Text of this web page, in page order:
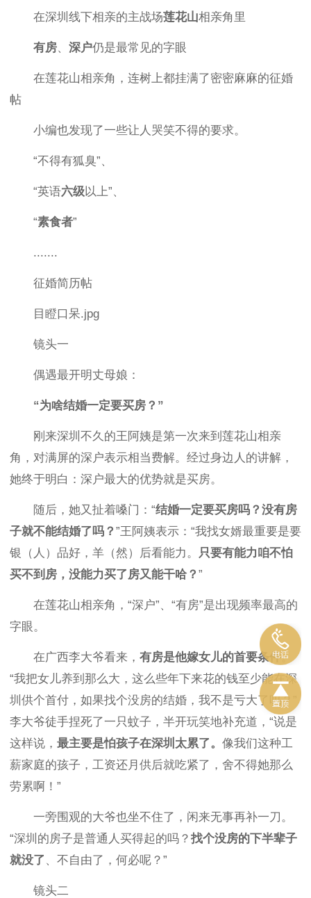
在深圳线下相亲的主战场莲花山相亲角里
有房 深户仍是最常见的字眼
在莲花山相亲角，连树上都挂满了密密麻麻的征婚
帖
小编也发现了一些让人哭笑不得的要求。
“不得有狐臭”、
“英语六级以上”、
“素食者”
.......
征婚简历帖
目瞪口呆.jpg
镜头一
偶遇最开明丈母娘：
“为啥结婚一定要买房？”
刚来深圳不久的王阿姨是第一次来到莲花山相亲
角，对满屏的深户表示相当费解。经过身边人的讲解，
她终于明白：深户最大的优势就是买房。
随后，她又扯着嗓门：“结婚一定要买房吗？没有房
子就不能结婚了吗？ ”王阿姨表示：“我找女婿最重要是要
银（人）品好，羊（然）后看能力。
只要有能力咱不怕
买不到房，没能力买了房又能干哈？ ”
在莲花山相亲角，“深户”、“有房”是出现频率最高的
字眼。
在广西李大爷看来， 有房是他嫁女儿的首要条件。
“我把女儿养到那么大，这么些年下来花的钱至少能在深
圳供个首付，如果找个没房的结婚，我不是亏大了吗？”
李大爷徒手捏死了一只蚊子，半开玩笑地补充道，“说是
这样说， 最主要是怕孩子在深圳太累了。 像我们这种工
薪家庭的孩子，工资还月供后就吃紧了，舍不得她那么
劳累啊！”
一旁围观的大爷也坐不住了，闲来无事再补一刀。
“深圳的房子是普通人买得起的吗？ 找个没房的下半辈子
就没了
、不自由了，何必呢？”
镜头二